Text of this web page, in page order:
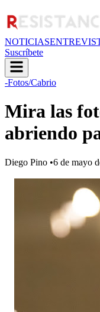
NOTICIAS
Suscríbete
-Fotos/Cabrio
Mira las
abriendo
Diego Pino •6 de mayo